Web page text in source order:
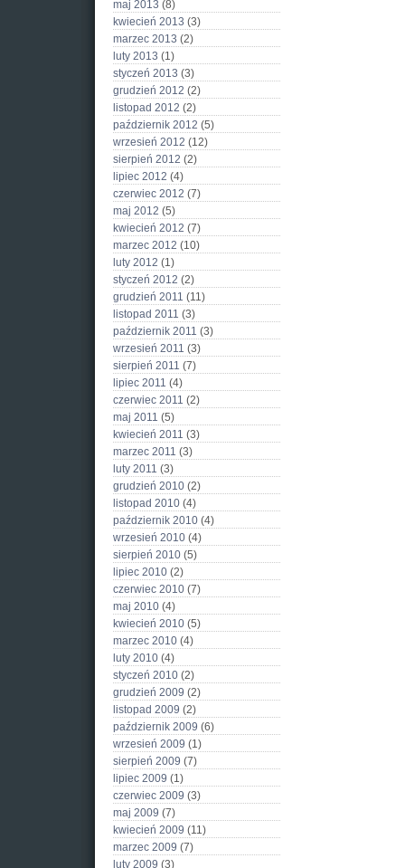
maj 2013 (8)
kwiecień 2013 (3)
marzec 2013 (2)
luty 2013 (1)
styczeń 2013 (3)
grudzień 2012 (2)
listopad 2012 (2)
październik 2012 (5)
wrzesień 2012 (12)
sierpień 2012 (2)
lipiec 2012 (4)
czerwiec 2012 (7)
maj 2012 (5)
kwiecień 2012 (7)
marzec 2012 (10)
luty 2012 (1)
styczeń 2012 (2)
grudzień 2011 (11)
listopad 2011 (3)
październik 2011 (3)
wrzesień 2011 (3)
sierpień 2011 (7)
lipiec 2011 (4)
czerwiec 2011 (2)
maj 2011 (5)
kwiecień 2011 (3)
marzec 2011 (3)
luty 2011 (3)
grudzień 2010 (2)
listopad 2010 (4)
październik 2010 (4)
wrzesień 2010 (4)
sierpień 2010 (5)
lipiec 2010 (2)
czerwiec 2010 (7)
maj 2010 (4)
kwiecień 2010 (5)
marzec 2010 (4)
luty 2010 (4)
styczeń 2010 (2)
grudzień 2009 (2)
listopad 2009 (2)
październik 2009 (6)
wrzesień 2009 (1)
sierpień 2009 (7)
lipiec 2009 (1)
czerwiec 2009 (3)
maj 2009 (7)
kwiecień 2009 (11)
marzec 2009 (7)
luty 2009 (3)